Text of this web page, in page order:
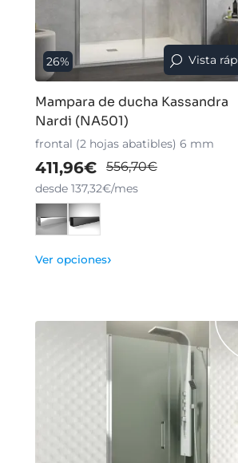
26% Vista
Mampara de ducha Kassandra
Nardi (NA501)
frontal (2 hojas abatibles) 6 mm
411,96€ 556,70€
desde 137,32€/mes
Ver opciones›